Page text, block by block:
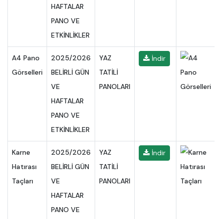
HAFTALAR
PANO VE
ETKİNLİKLER
A4 Pano
Görselleri
2025/2026
BELİRLİ GÜN
VE
HAFTALAR
PANO VE
ETKİNLİKLER
YAZ
TATİLİ
PANOLARI
İndir
Karne
Hatırası
Taçları
2025/2026
BELİRLİ GÜN
VE
HAFTALAR
PANO VE
YAZ
TATİLİ
PANOLARI
İndir